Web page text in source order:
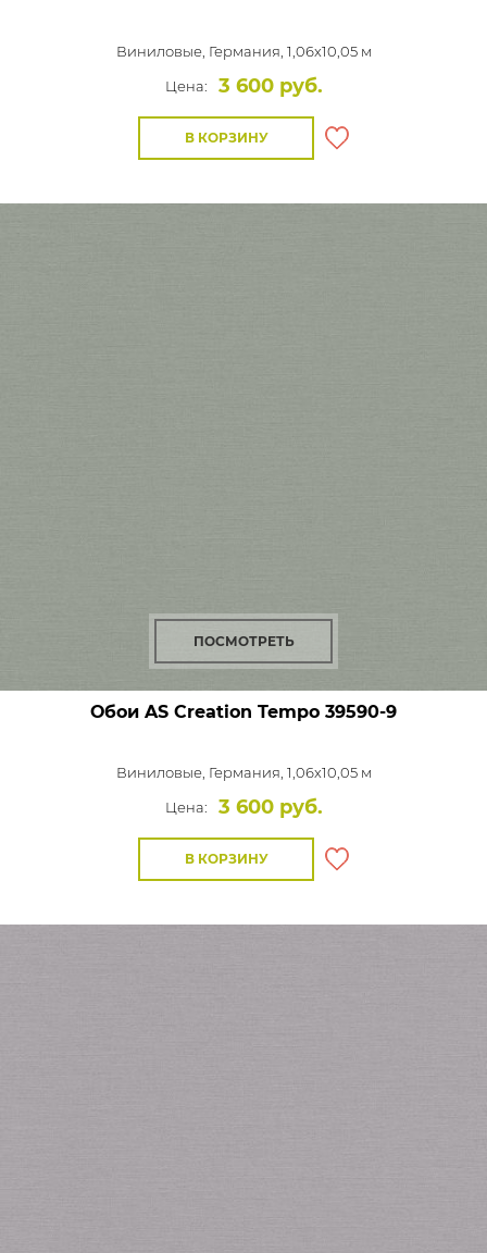
Виниловые, Германия, 1,06x10,05 м
Цена:
3 600 руб.
В КОРЗИНУ
ПОСМОТРЕТЬ
Обои AS Creation Tempo 39590-9
Виниловые, Германия, 1,06x10,05 м
Цена:
3 600 руб.
В КОРЗИНУ